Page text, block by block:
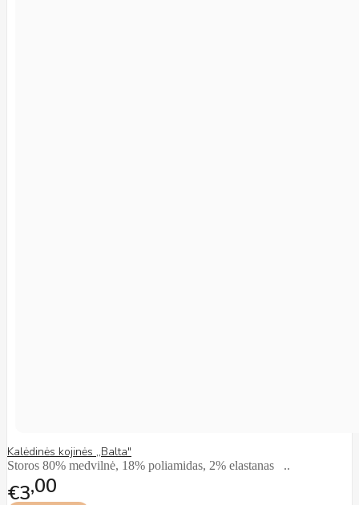
Kalėdinės kojinės ,,Balta"
Storos 80% medvilnė, 18% poliamidas, 2% elastanas ..
€3 00